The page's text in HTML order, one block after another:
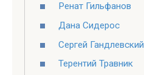
Ренат Гильфанов
Дана Сидерос
Сергей Гандлевский
Терентий Травник